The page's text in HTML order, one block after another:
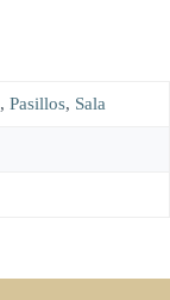
, Pasillos, Sala